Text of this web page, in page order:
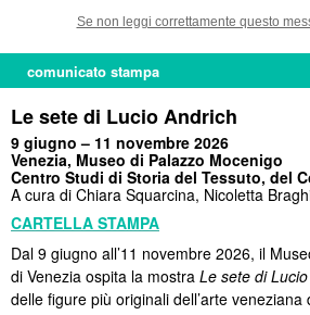
Se non leggi correttamente questo
comunicato stampa
Le sete di Lucio Andrich
9 giugno – 11 novembre 2026
Venezia, Museo di Palazzo Mocenigo
Centro Studi di Storia del Tessuto, del
A cura di Chiara Squarcina, Nicoletta
CARTELLA STAMPA
Dal 9 giugno all’11 novembre 2026, il
di Venezia ospita la mostra Le sete di
delle figure più originali dell’arte veneziana